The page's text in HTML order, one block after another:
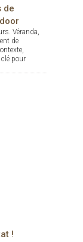
de
Véranda,
de
pour
!